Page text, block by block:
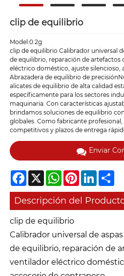
clip de equilibrio
Model:0.2g
clip de equilibrio Calibrador universal
de equilibrio, reparación de artefactos
eléctrico doméstico, ajuste silencioso,
Abrazadera de equilibrio de
alicates de equilibrio de alta calidad
específicamente para los sectores
maquinaria. Con características
brindamos soluciones de equilibrio
globales. Como fabricante
competitivos y plazos de entrega
Enviar
Facebook
X WhatsAppPinterestLinkedIn
Descripción del
clip de equilibrio
Calibrador universal de
de equilibrio, reparación de
ventilador eléctrico